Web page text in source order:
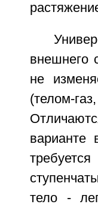
внешнего
не
(телом-
тело -